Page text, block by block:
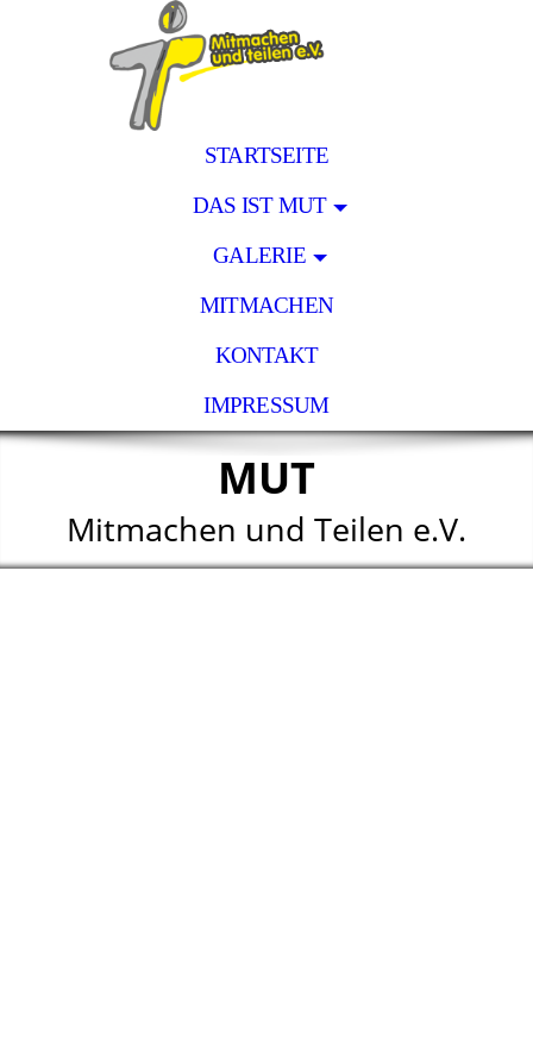
STARTSEITE
DAS IST MUT
GALERIE
MITMACHEN
KONTAKT
IMPRESSUM
MUT
Mitmachen und Teilen e.V.